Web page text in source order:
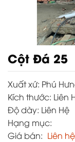
Cột Đá 25
Xuất xứ: Phú
Kích thước: Liên
Độ dày: Liên Hệ
Hạng mục:
Giá bán: Liên hệ